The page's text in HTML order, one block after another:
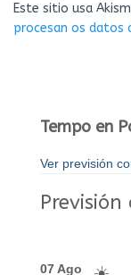
Este sitio usa
procesan os datos
Tempo en
Ver previsión
Previsión
07 Ago